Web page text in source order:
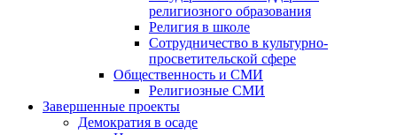
религиозного образования
Религия в школе
Сотрудничество в культурно-
просветительской сфере
Общественность и СМИ
Религиозные СМИ
Завершенные проекты
Демократия в осаде